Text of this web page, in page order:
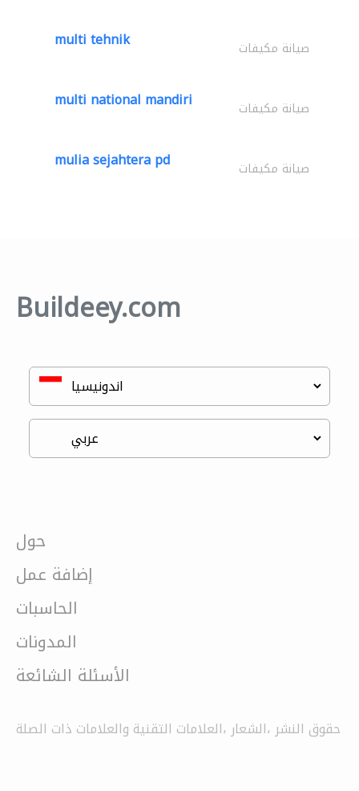
multi tehnik صيانة مكيفات
multi national mandiri صيانة مكيفات
mulia sejahtera pd صيانة مكيفات
Buildeey.com
حول
إضافة عمل
الحاسبات
المدونات
الأسئلة الشائعة
حقوق النشر ،الشعار ،العلامات التقنية والعلامات ذات الصلة